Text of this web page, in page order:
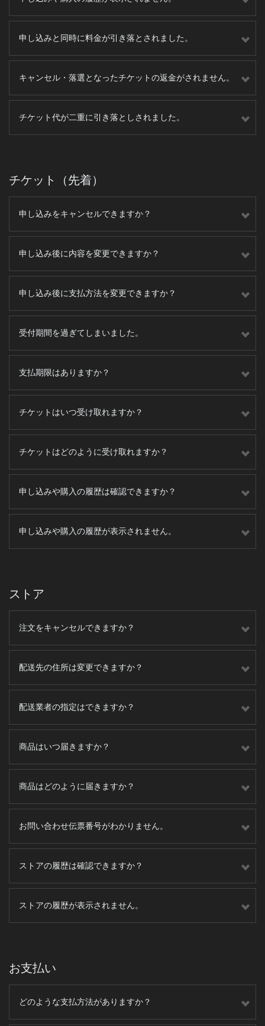
申し込みと同時に料金が引き落とされました。
キャンセル・落選となったチケットの返金がされません。
チケット代が二重に引き落としされました。
チケット（先着）
申し込みをキャンセルできますか？
申し込み後に内容を変更できますか？
申し込み後に支払方法を変更できますか？
受付期間を過ぎてしまいました。
支払期限はありますか？
チケットはいつ受け取れますか？
チケットはどのように受け取れますか？
申し込みや購入の履歴は確認できますか？
申し込みや購入の履歴が表示されません。
ストア
注文をキャンセルできますか？
配送先の住所は変更できますか？
配送業者の指定はできますか？
商品はいつ届きますか？
商品はどのように届きますか？
お問い合わせ伝票番号がわかりません。
ストアの履歴は確認できますか？
ストアの履歴が表示されません。
お支払い
どのような支払方法がありますか？